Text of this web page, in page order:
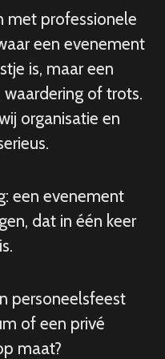
met professionele
een evenement
is, maar een
of trots.
organisatie en
een evenement
dat in één keer
personeelsfeest
of een privé
maat?